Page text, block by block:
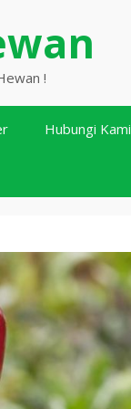
!
Hubungi Kami